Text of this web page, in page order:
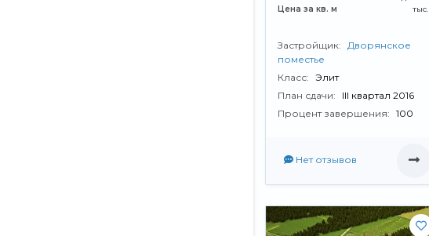
Цена за кв. м
тыс.
Застройщик: Дворянское
поместье
Класс: Элит
План сдачи:
III квартал 2016
Процент завершения: 100
Нет отзывов